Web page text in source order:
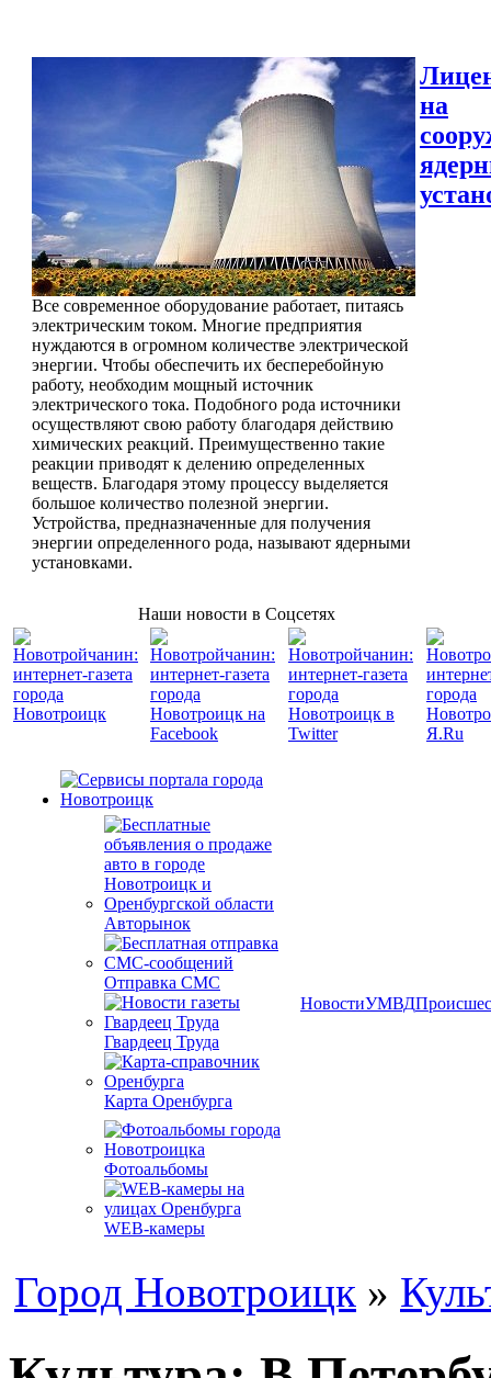
Все современное оборудование работает, питаясь
электрическим током. Многие предприятия
нуждаются в огромном количестве электрической
энергии. Чтобы обеспечить их бесперебойную
работу, необходим мощный источник
электрического тока. Подобного рода источники
осуществляют свою работу благодаря действию
химических реакций. Преимущественно такие
реакции приводят к делению определенных
веществ. Благодаря этому процессу выделяется
большое количество полезной энергии.
Устройства, предназначенные для получения
энергии определенного рода, называют ядерными
установками.
на
Наши новости в Соцсетях
Авторынок
Отправка СМС
Гвардеец Труда
Карта Оренбурга
Фотоальбомы
WEB-камеры
НовостиУМВД
Город Новотроицк »